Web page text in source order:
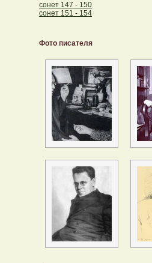
сонет 147 - 150
сонет 151 - 154
Фото писателя